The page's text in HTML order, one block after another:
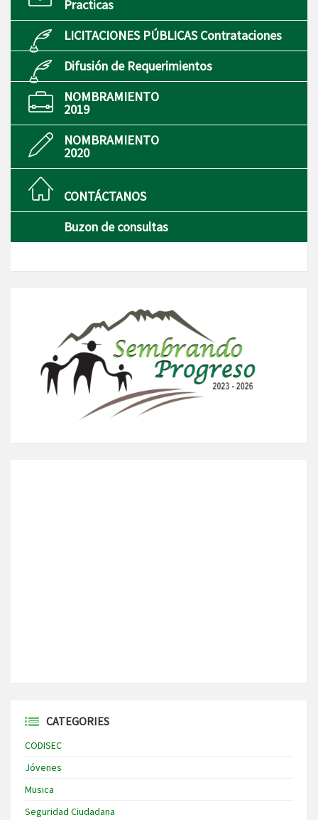
Practicas
LICITACIONES PÚBLICAS Contrataciones
Difusión de Requerimientos
NOMBRAMIENTO
2019
NOMBRAMIENTO
2020
CONTÁCTANOS
Buzon de consultas
CATEGORIES
CODISEC
Jóvenes
Musica
Seguridad Ciudadana